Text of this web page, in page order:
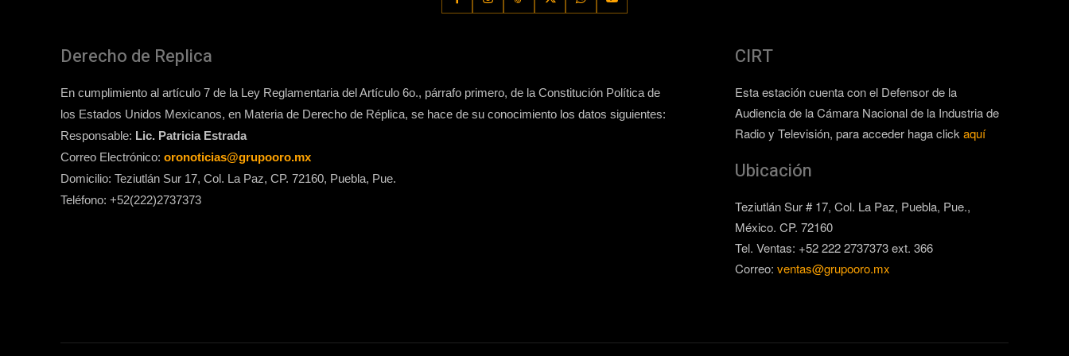
Derecho de Replica
En cumplimiento al artículo 7 de la Ley Reglamentaria del Artículo 6o., párrafo primero, de la Constitución Política de
los Estados Unidos Mexicanos, en Materia de Derecho de Réplica, se hace de su conocimiento los datos siguientes:
Responsable: Lic. Patricia Estrada
Correo Electrónico: oronoticias@grupooro.mx
Domicilio: Teziutlán Sur 17, Col. La Paz, CP. 72160, Puebla, Pue.
Teléfono: +52(222)2737373
CIRT
Esta estación cuenta con el Defensor de la
Audiencia de la Cámara Nacional de la Industria de
Radio y Televisión, para acceder haga clickaquí
Ubicación
Teziutlán Sur # 17, Col. La Paz, Puebla, Pue.,
México. CP. 72160
Tel. Ventas: +52 222 2737373 ext. 366
Correo: ventas@grupooro.mx